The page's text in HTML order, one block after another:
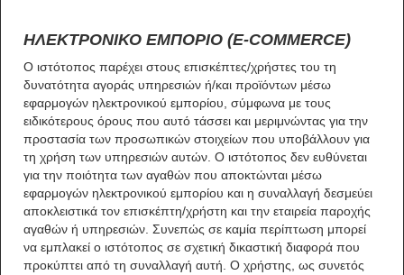
ΗΛΕΚΤΡΟΝΙΚΟ ΕΜΠΟΡΙΟ (E-COMMERCE)
Ο ιστότοπος παρέχει στους επισκέπτες/χρήστες του τη
δυνατότητα αγοράς υπηρεσιών ή/και προϊόντων μέσω
εφαρμογών ηλεκτρονικού εμπορίου, σύμφωνα με τους
ειδικότερους όρους που αυτό τάσσει και μεριμνώντας για την
προστασία των προσωπικών στοιχείων που υποβάλλουν για
τη χρήση των υπηρεσιών αυτών. Ο ιστότοπος δεν ευθύνεται
για την ποιότητα των αγαθών που αποκτώνται μέσω
εφαρμογών ηλεκτρονικού εμπορίου και η συναλλαγή δεσμεύει
αποκλειστικά τον επισκέπτη/χρήστη και την εταιρεία παροχής
αγαθών ή υπηρεσιών. Συνεπώς σε καμία περίπτωση μπορεί
να εμπλακεί ο ιστότοπος σε σχετική δικαστική διαφορά που
προκύπτει από τη συναλλαγή αυτή. Ο χρήστης, ως συνετός